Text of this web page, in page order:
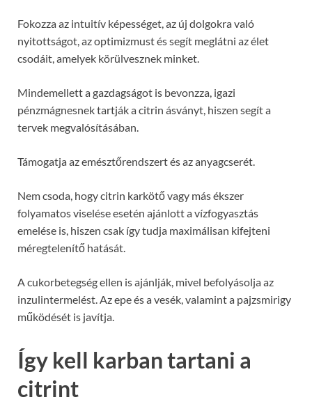
Fokozza az intuitív képességet, az új dolgokra való
nyitottságot, az optimizmust és segít meglátni az élet
csodáit, amelyek körülvesznek minket.
Mindemellett a gazdagságot is bevonzza, igazi
pénzmágnesnek tartják a citrin ásványt, hiszen segít a
tervek megvalósításában.
Támogatja az emésztőrendszert és az anyagcserét.
Nem csoda, hogy citrin karkötő vagy más ékszer
folyamatos viselése esetén ajánlott a vízfogyasztás
emelése is, hiszen csak így tudja maximálisan kifejteni
méregtelenítő hatását.
A cukorbetegség ellen is ajánlják, mivel befolyásolja az
inzulintermelést. Az epe és a vesék, valamint a pajzsmirigy
működését is javítja.
Így kell karban tartani a
citrint